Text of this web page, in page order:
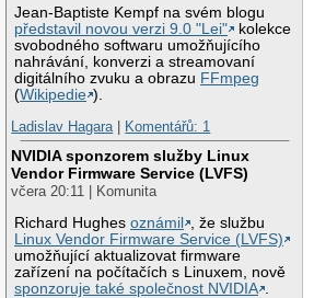
Jean-Baptiste Kempf na svém blogu
představil novou verzi 9.0 "Lei"
kolekce
svobodného softwaru umožňujícího
nahrávání, konverzi a streamovaní
digitálního zvuku a obrazu FFmpeg
(Wikipedie ).
Ladislav Hagara| Komentářů: 1
NVIDIA sponzorem služby Linux
Vendor Firmware Service (LVFS)
včera 20:11 | Komunita
Richard Hughesoznámil
, že službu
Linux Vendor Firmware Service (LVFS)
umožňující aktualizovat firmware
zařízení na počítačích s Linuxem, nově
sponzoruje také společnost NVIDIA